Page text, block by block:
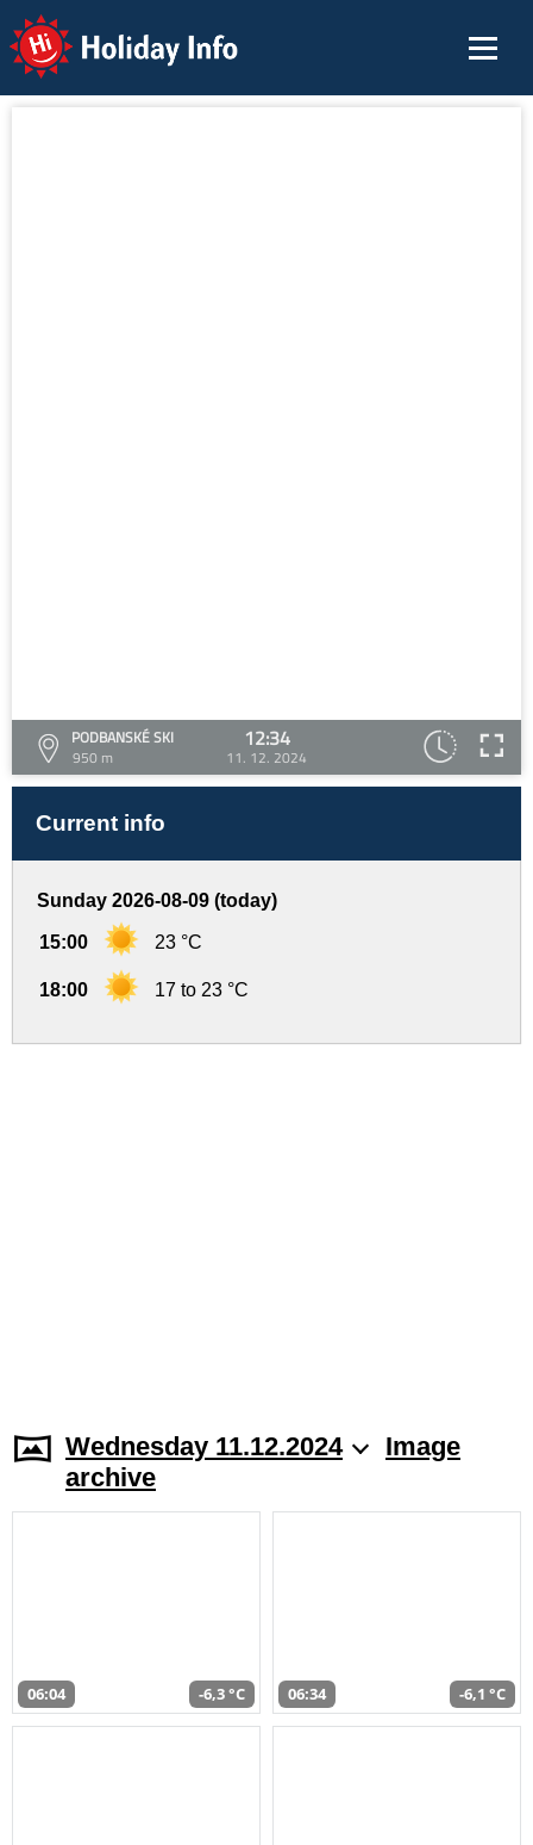
Holiday Info
PODBANSKÉ SKI
950 m
12:34
11. 12. 2024
Current info
Sunday 2026-08-09 (today)
15:00 23 °C
18:00 17 to 23 °C
Wednesday 11.12.2024
Image
archive
06:04 -6,3 °C 06:34 -6,1 °C